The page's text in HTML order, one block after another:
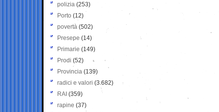
polizia (253)
Porto (12)
povertà (502)
Presepe (14)
Primarie (149)
Prodi (52)
Provincia (139)
radici e valori (3.682)
RAI (359)
rapine (37)